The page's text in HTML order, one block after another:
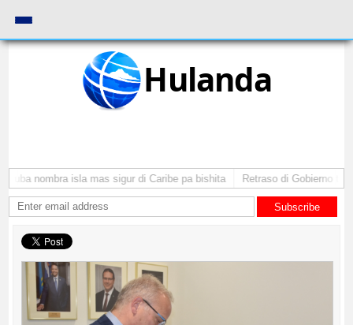
Hulanda
nombra isla mas sigur di Caribe pa bishita Retraso di Gobierno ta
Subscribe